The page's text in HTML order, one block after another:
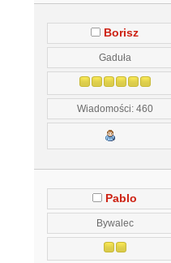
Borisz
Gaduła
Wiadomości: 460
Pablo
Bywalec